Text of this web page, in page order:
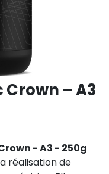
– A3
- A3 - 250g
réalisation de